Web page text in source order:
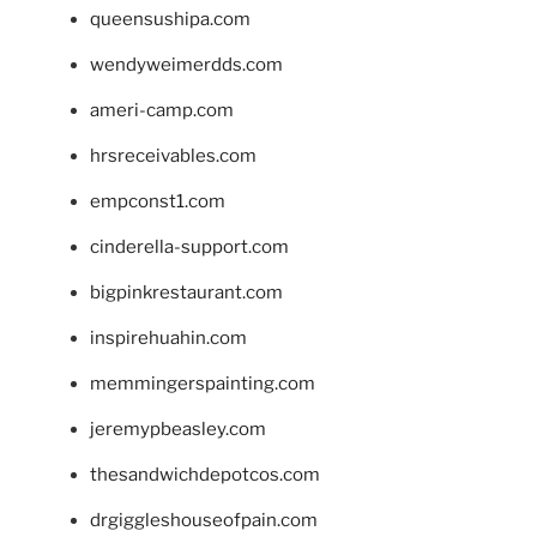
queensushipa.com
wendyweimerdds.com
ameri-camp.com
hrsreceivables.com
empconst1.com
cinderella-support.com
bigpinkrestaurant.com
inspirehuahin.com
memmingerspainting.com
jeremypbeasley.com
thesandwichdepotcos.com
drgiggleshouseofpain.com